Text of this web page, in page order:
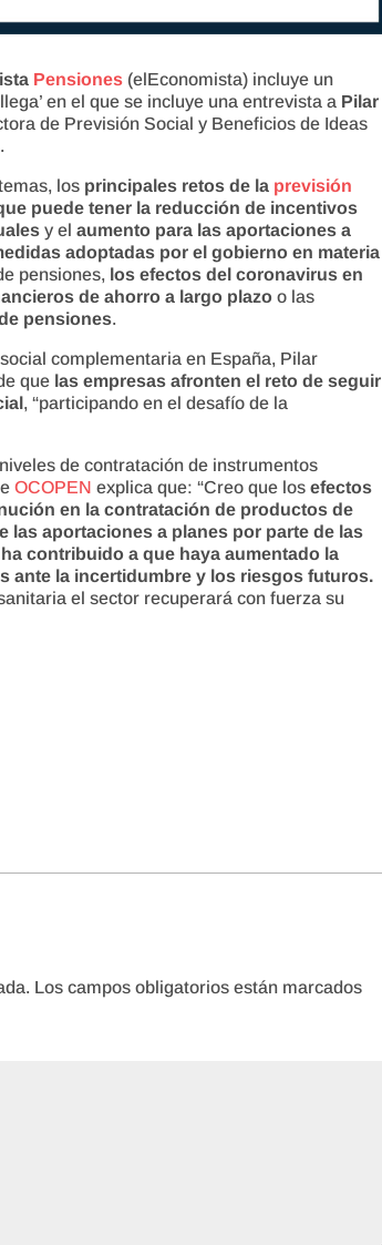
Pensiones (elEconomista) incluye un
en el que se incluye una entrevista a Pilar
de Previsión Social y Beneficios de Ideas
los principales retos de la previsión
puede tener la reducción de incentivos
y elaumento para las aportaciones a
adoptadas por el gobierno en materia
pensiones, los efectos del coronavirus en
de ahorro a largo plazo o las
pensiones.
complementaria en España, Pilar
que las empresas afronten el reto de seguir
, “participando en el desafío de la
de contratación de instrumentos
OCOPEN explica que: “Creo que losefectos
en la contratación de productos de
las aportaciones a planes por parte de las
contribuido a que haya aumentado la
ante la incertidumbre y los riesgos futuros.
el sector recuperará con fuerza su
Los campos obligatorios están marcados